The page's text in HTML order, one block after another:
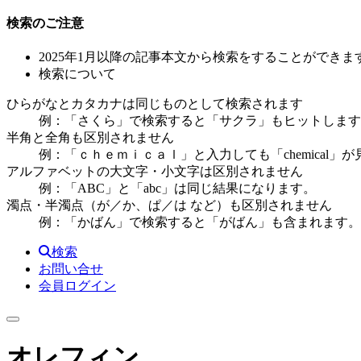
検索のご注意
2025年1月以降の記事本文から検索をすることができま
検索について
ひらがなとカタカナは同じものとして検索されます
例：「さくら」で検索すると「サクラ」もヒットします
半角と全角も区別されません
例：「ｃｈｅｍｉｃａｌ」と入力しても「chemical」が
アルファベットの大文字・小文字は区別されません
例：「ABC」と「abc」は同じ結果になります。
濁点・半濁点（が／か、ぱ／は など）も区別されません
例：「かばん」で検索すると「がばん」も含まれます。
検索
お問い合せ
会員ログイン